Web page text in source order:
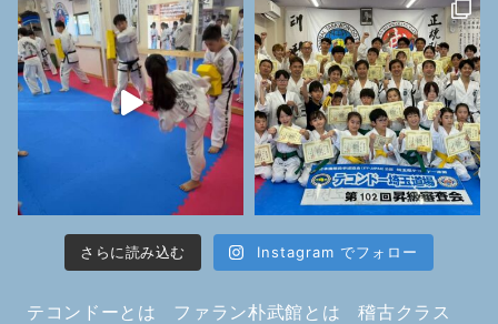
さらに読み込む Instagram でフォロー
テコンドーとは ファラン朴武館とは
稽古クラス